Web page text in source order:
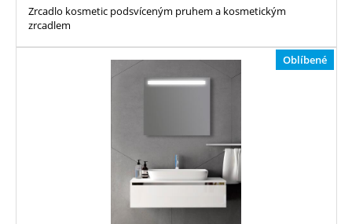
Zrcadlo kosmetic podsvíceným pruhem a kosmetickým
zrcadlem
Oblíbené